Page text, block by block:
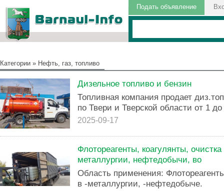
Подать объявление
Категории » Нефть, газ, топливо
Дизельное топливо и бензин
Топливная компания продает
по Твери и Тверской области от 1
2025-09-17
Флотореагенты, коагулянты,
металлургии, нефтедобычи, во
Область применения:
в -металлургии, -нефтедобыче.